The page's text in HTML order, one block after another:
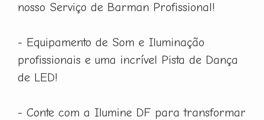
nosso Serviço de Barman Profissional!
- Equipamento de Som e Iluminação
profissionais e uma incrível Pista de Dança
de LED!
- Conte com a Ilumine DF para transformar